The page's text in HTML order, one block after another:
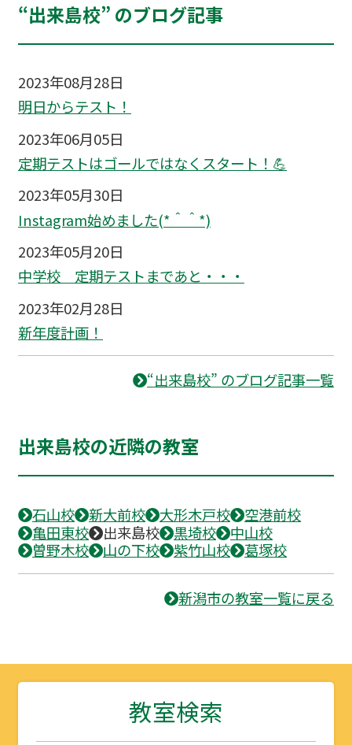
“出来島校” のブログ記事
2023年08月28日
明日からテスト！
2023年06月05日
定期テストはゴールではなくスタート！💪
2023年05月30日
Instagram始めました(*＾＾*)
2023年05月20日
中学校 定期テストまであと・・・
2023年02月28日
新年度計画！
“出来島校” のブログ記事一覧
出来島校の近隣の教室
石山校 新大前校 大形木戸校
空港前校
亀田東校
出来島校 黒埼校
中山校
曽野木校
山の下校 紫竹山校 葛塚校
新潟市の教室一覧に戻る
教室検索